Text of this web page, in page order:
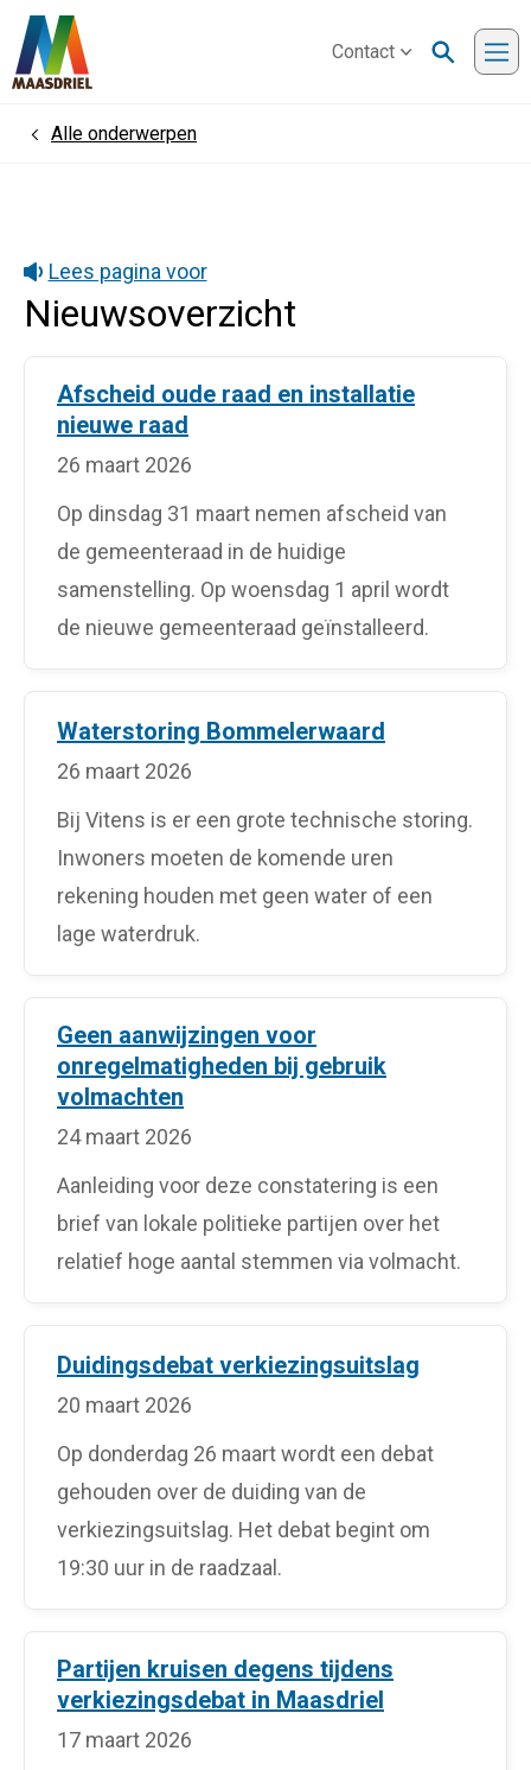
Contact
HomeAlle onderwerpen
Lees pagina voor
Nieuwsoverzicht
Afscheid oude raad en installatie
nieuwe raad
26 maart 2026
Op dinsdag 31 maart nemen afscheid van
de gemeenteraad in de huidige
samenstelling. Op woensdag 1 april wordt
de nieuwe gemeenteraad geïnstalleerd.
Waterstoring Bommelerwaard
26 maart 2026
Bij Vitens is er een grote technische storing.
Inwoners moeten de komende uren
rekening houden met geen water of een
lage waterdruk.
Geen aanwijzingen voor
onregelmatigheden bij gebruik
volmachten
24 maart 2026
Aanleiding voor deze constatering is een
brief van lokale politieke partijen over het
relatief hoge aantal stemmen via volmacht.
Duidingsdebat verkiezingsuitslag
20 maart 2026
Op donderdag 26 maart wordt een debat
gehouden over de duiding van de
verkiezingsuitslag. Het debat begint om
19:30 uur in de raadzaal.
Partijen kruisen degens tijdens
verkiezingsdebat in Maasdriel
17 maart 2026